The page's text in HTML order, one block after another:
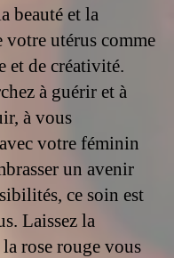
beauté et la
votre utérus comme
et de créativité.
à guérir et à
à vous
votre féminin
un avenir
ce soin est
Laissez la
la rose rouge vous